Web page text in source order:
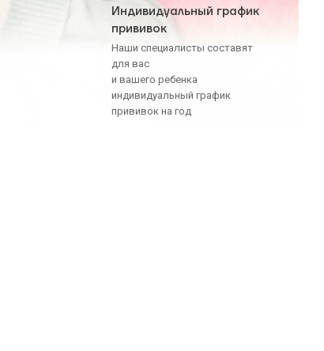
Индивидуальный график
прививок
Наши специалисты составят
для вас
и вашего ребенка
индивидуальный график
прививок на год